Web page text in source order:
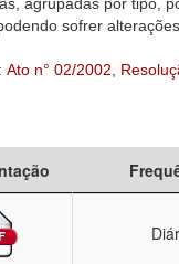
sofrer
Ato n° 02/2002